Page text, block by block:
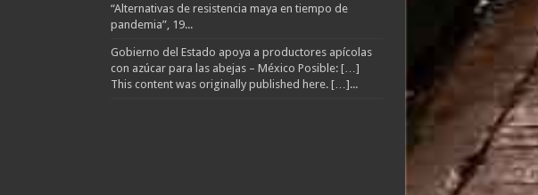
“Alternativas de resistencia maya en tiempo de
pandemia”, 19...
Gobierno del Estado apoya a productores apícolas
con azúcar para las abejas – México Posible: […]
This content was originally published here. […]...